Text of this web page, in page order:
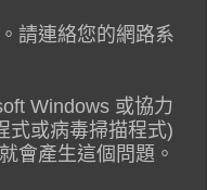
請連絡您的網路系
Windows 或協力
式或病毒掃描程式)
會產生這個問題。